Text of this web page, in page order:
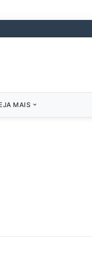
MAIS